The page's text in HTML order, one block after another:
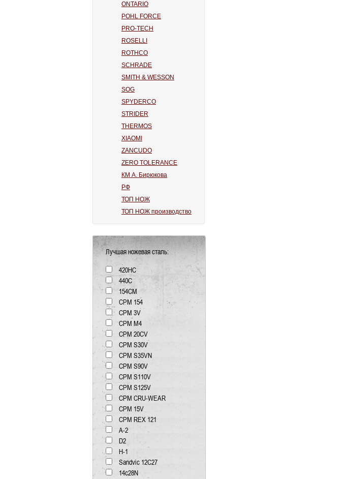
ONTARIO
POHL FORCE
PRO-TECH
ROSELLI
ROTHCO
SCHRADE
SMITH & WESSON
SOG
SPYDERCO
STRIDER
THERMOS
XIAOMI
ZANCUDO
ZERO TOLERANCE
КМ А. Бирюкова
РФ
ТОП НОЖ
ТОП НОЖ производство
Лучшая ножевая сталь:
420HC
440C
154СМ
CPM 154
CPM 3V
CPM M4
CPM 20CV
CPM S30V
CPM S35VN
CPM S90V
CPM S110V
CPM S125V
CPM CRU-WEAR
CPM 15V
CPM REX 121
А-2
D2
H-1
Sandvic 12C27
14c28N